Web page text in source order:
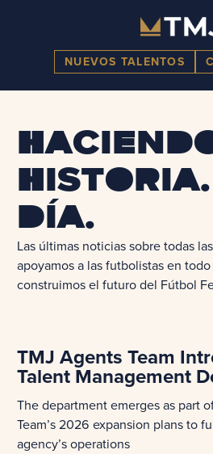
NUEVOS TALENTOS
historia.
día.
Las últimas noticias sobre todas
apoyamos a las futbolistas en
construimos el futuro del Fútbol
TMJ Agents Team
Talent Management
The department emerges as part
Team’s 2026 expansion plans to
agency’s operations